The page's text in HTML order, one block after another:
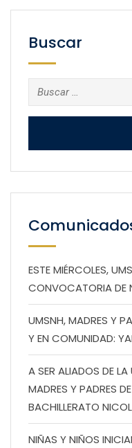
Buscar
Buscar:
ESTE MIÉRCOLES,
CONVOCATORIA DE
UMSNH, MADRES Y
Y EN COMUNIDAD:
A SER ALIADOS DE
MADRES Y PADRES
BACHILLERATO
NIÑAS Y NIÑOS